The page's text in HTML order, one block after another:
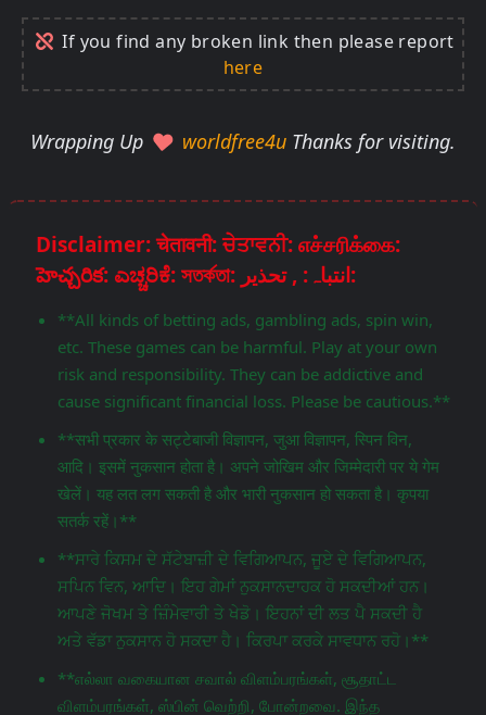
If you find any broken link then please report
here
Wrapping Up worldfree4u Thanks for visiting.
Disclaimer: चेतावनी: ਚੇਤਾਵਨੀ: எச்சரிக்கை:
హెచ్చరిక: ಎಚ್ಚರಿಕೆ: সতর্কতা: انتباہ: , تحذير:
**All kinds of betting ads, gambling ads, spin win,
etc. These games can be harmful. Play at your own
risk and responsibility. They can be addictive and
cause significant financial loss. Please be cautious.**
**सभी प्रकार के सट्टेबाजी विज्ञापन, जुआ विज्ञापन, स्पिन विन,
आदि। इसमें नुकसान होता है। अपने जोखिम और जिम्मेदारी पर ये गेम
खेलें। यह लत लग सकती है और भारी नुकसान हो सकता है। कृपया
सतर्क रहें।**
**ਸਾਰੇ ਕਿਸਮ ਦੇ ਸੱਟੇਬਾਜ਼ੀ ਦੇ ਵਿਗਿਆਪਨ, ਜੂਏ ਦੇ ਵਿਗਿਆਪਨ,
ਸਪਿਨ ਵਿਨ, ਆਦਿ। ਇਹ ਗੇਮਾਂ ਨੁਕਸਾਨਦਾਹਕ ਹੋ ਸਕਦੀਆਂ ਹਨ।
ਆਪਣੇ ਜੋਖਮ ਤੇ ਜ਼ਿੰਮੇਵਾਰੀ ਤੇ ਖੇਡੋ। ਇਹਨਾਂ ਦੀ ਲਤ ਪੈ ਸਕਦੀ ਹੈ
ਅਤੇ ਵੱਡਾ ਨੁਕਸਾਨ ਹੋ ਸਕਦਾ ਹੈ। ਕਿਰਪਾ ਕਰਕੇ ਸਾਵਧਾਨ ਰਹੋ।**
**எல்லா வகையான சவால் விளம்பரங்கள், சூதாட்ட
விளம்பரங்கள், ஸ்பின் வெற்றி, போன்றவை. இந்த